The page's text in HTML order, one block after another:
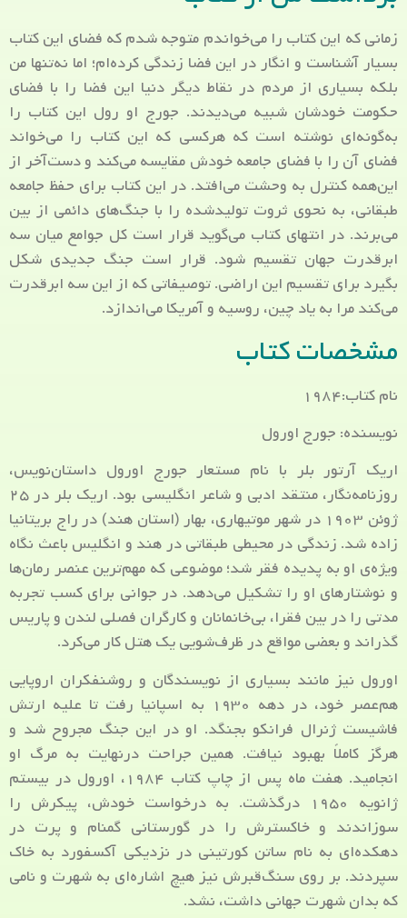
زمانی که این کتاب را می‌خواندم متوجه شدم که فضای این کتاب
بسیار آشناست و انگار در این فضا زندگی کرده‌ام؛ اما نه‌تنها من
بلکه بسیاری از مردم در نقاط دیگر دنیا این فضا را با فضای
حکومت خودشان شبیه می‌دیدند. جورج او رول این کتاب را
به‌گونه‌ای نوشته است که هرکسی که این کتاب را می‌خواند
فضای آن را با فضای جامعه خودش مقایسه می‌کند و دست‌آخر از
این‌همه کنترل به وحشت می‌افتد. در این کتاب برای حفظ جامعه
طبقانی، به نحوی ثروت تولیدشده را با جنگ‌های دائمی از بین
می‌برند. در انتهای کتاب می‌گوید قرار است کل جوامع میان سه
ابرقدرت جهان تقسیم شود. قرار است جنگ جدیدی شکل
بگیرد برای تقسیم این اراضی. توصیفاتی که از این سه ابرقدرت
می‌کند مرا به یاد چین، روسیه و آمریکا می‌اندازد.
مشخصات کتاب
نام کتاب:۱۹۸۴
نویسنده: جورج اورول
اریک آرتور بلر با نام مستعار جورج اورول داستان‌نویس،
روزنامه‌نگار، منتقد ادبی و شاعر انگلیسی بود. اریک بلر در ۲۵
ژوئن ۱۹۰۳ در شهر موتیهاری، بهار (استان هند) در راج بریتانیا
زاده شد. زندگی در محیطی طبقاتی در هند و انگلیس باعث نگاه
ویژه‌ی او به پدیده فقر شد؛ موضوعی که مهم‌ترین عنصر رمان‌ها
و نوشتارهای او را تشکیل می‌دهد. در جوانی برای کسب تجربه
مدتی را در بین فقرا، بی‌خانمانان و کارگران فصلی لندن و پاریس
گذراند و بعضی مواقع در ظرف‌شویی یک هتل کار می‌کرد.
اورول نیز مانند بسیاری از نویسندگان و روشنفکران اروپایی
هم‌عصر خود، در دهه ۱۹۳۰ به اسپانیا رفت تا علیه ارتش
فاشیست ژنرال فرانکو بجنگد. او در این جنگ مجروح شد و
هرگز کاملاً بهبود نیافت. همین جراحت درنهایت به مرگ او
انجامید. هفت ماه پس از چاپ کتاب ۱۹۸۴، اورول در بیستم
ژانویه ۱۹۵۰ درگذشت. به درخواست خودش، پیکرش را
سوزاندند و خاکسترش را در گورستانی گمنام و پرت در
دهکده‌ای به نام ساتن کورتینی در نزدیکی آکسفورد به خاک
سپردند. بر روی سنگ‌قبرش نیز هیچ اشاره‌ای به شهرت و نامی
که بدان شهرت جهانی داشت، نشد.